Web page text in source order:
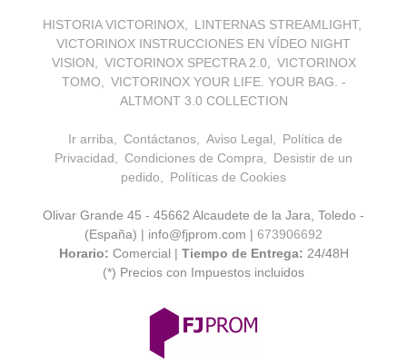
HISTORIA VICTORINOX
LINTERNAS STREAMLIGHT
VICTORINOX INSTRUCCIONES EN VÍDEO NIGHT
VISION
VICTORINOX SPECTRA 2.0
VICTORINOX
TOMO
VICTORINOX YOUR LIFE. YOUR BAG. -
ALTMONT 3.0 COLLECTION
Ir arriba Contáctanos Aviso Legal
Política de
Privacidad
Condiciones de Compra
Desistir de un
pedido
Políticas de Cookies
Olivar Grande 45 - 45662 Alcaudete de la Jara, Toledo -
(España) | info@fjprom.com | 673906692
Horario: Comercial | Tiempo de Entrega: 24/48H
(*) Precios con Impuestos incluidos